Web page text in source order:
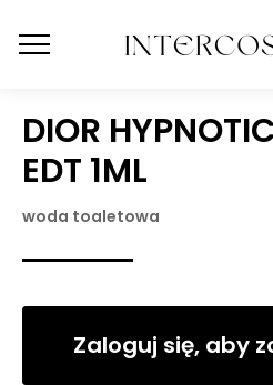
DIOR
EDT 1ML
woda toaletowa
Zaloguj się, aby